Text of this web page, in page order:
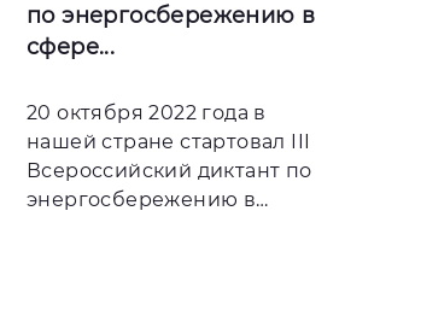
по энергосбережению в
сфере...
20 октября 2022 года в
нашей стране стартовал III
Всероссийский диктант по
энергосбережению в